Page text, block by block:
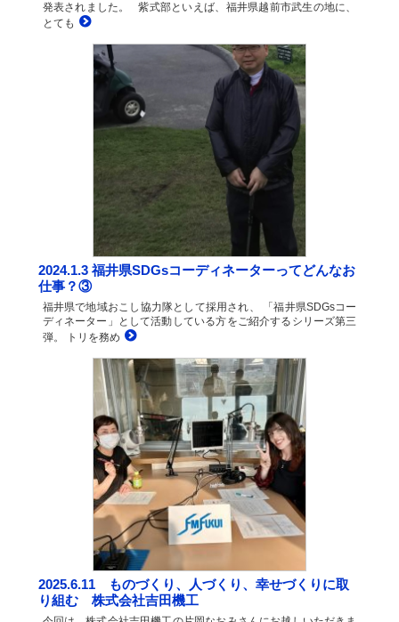
発表されました。 紫式部といえば、福井県越前市武生の地に、
とても
2024.1.3 福井県SDGsコーディネーターってどんなお
仕事？③
福井県で地域おこし協力隊として採用され、 「福井県SDGsコー
ディネーター」として活動している方をご紹介するシリーズ第三
弾。 トリを務め
2025.6.11 ものづくり、人づくり、幸せづくりに取
り組む 株式会社吉田機工